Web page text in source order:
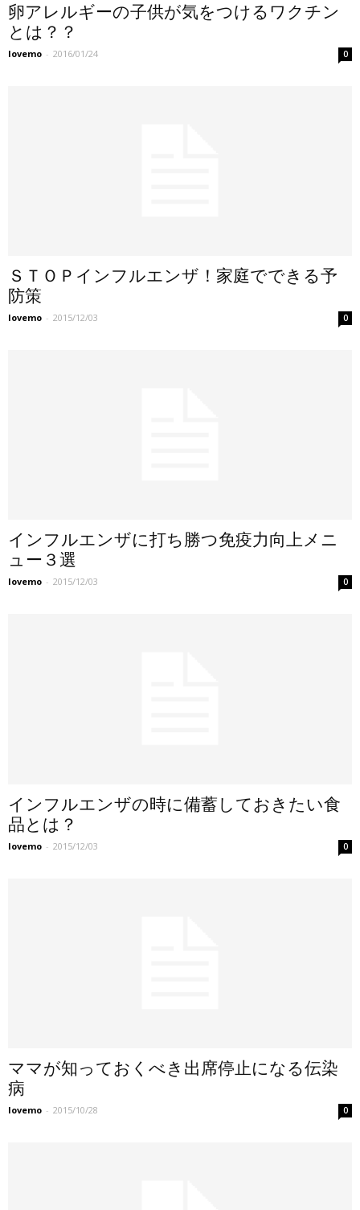
卵アレルギーの子供が気をつけるワクチン
とは？？
lovemo - 2016/01/24 0
ＳＴＯＰインフルエンザ！家庭でできる予
防策
lovemo - 2015/12/03 0
インフルエンザに打ち勝つ免疫力向上メニ
ュー３選
lovemo - 2015/12/03 0
インフルエンザの時に備蓄しておきたい食
品とは？
lovemo - 2015/12/03 0
ママが知っておくべき出席停止になる伝染
病
lovemo - 2015/10/28 0